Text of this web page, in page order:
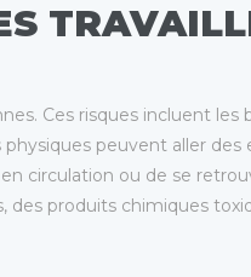
Ces risques incluent les
peuvent aller
circulation ou de se
produits chimiques